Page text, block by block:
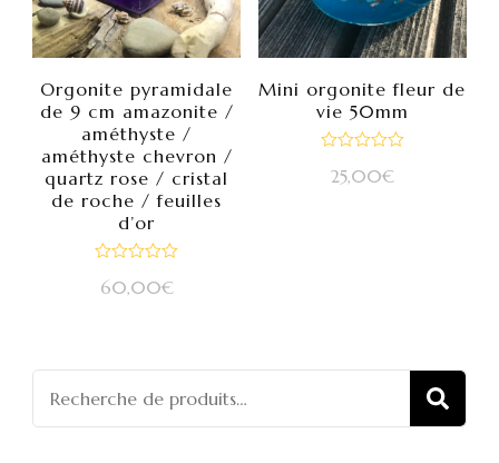
Orgonite pyramidale
de 9 cm amazonite /
améthyste /
améthyste chevron /
quartz rose / cristal
de roche / feuilles
d’or
060,00€
Mini orgonite fleur de
vie 50mm
25,00€
pour :